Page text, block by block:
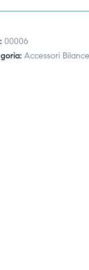
00006
Accessori Bilance